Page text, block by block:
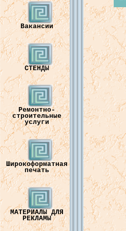
Вакансии
СТЕНДЫ
Ремонтно-
строительные
услуги
Широкоформатная
печать
МАТЕРИАЛЫ ДЛЯ
РЕКЛАМЫ